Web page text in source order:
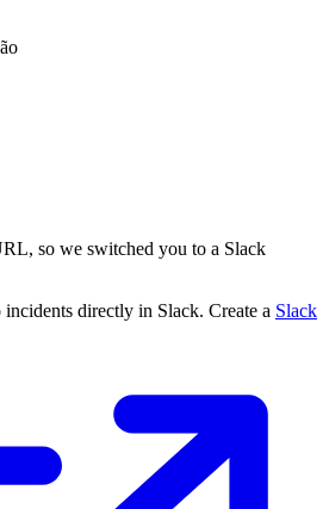
so we switched you to a Slack
directly in Slack. Create a Slack